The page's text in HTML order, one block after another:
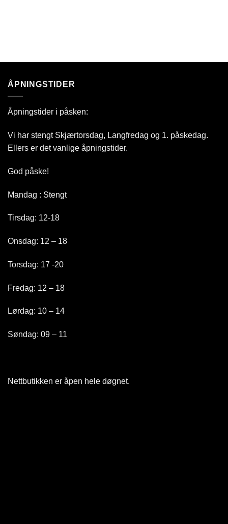
ÅPNINGSTIDER
Åpningstider i påsken:
Vi har stengt Skjærtorsdag, Langfredag og 1. påskedag.
Ellers er det vanlige åpningstider.
God påske!
Mandag : Stengt
Tirsdag: 12-18
Onsdag: 12 – 18
Torsdag: 17 -20
Fredag: 12 – 18
Lørdag: 10 – 14
Søndag: 09 – 11
Nettbutikken er åpen hele døgnet.